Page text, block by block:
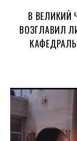
В ВЕЛИКИЙ
ВОЗГЛАВИЛ